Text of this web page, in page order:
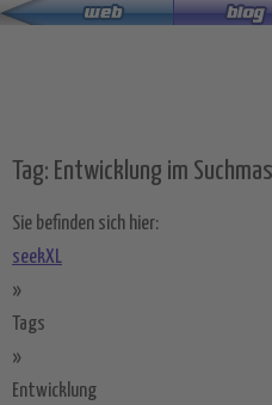
Zum
Tag: Entwicklung im
Sie befinden sich hier:
seekXL
»
Tags
»
Entwicklung